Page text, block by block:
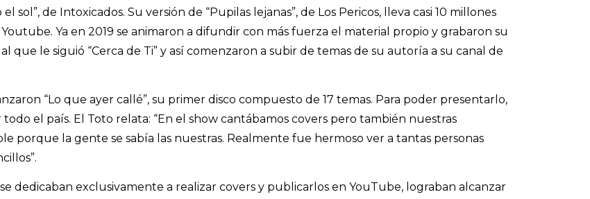
el sol”, de Intoxicados. Su versión de “Pupilas lejanas”, de Los Pericos, lleva casi 10 millones
Ya en 2019 se animaron a difundir con más fuerza el material propio y grabaron su
al que le siguió “Cerca de Ti” y así comenzaron a subir de temas de su autoría a su canal de
“Lo que ayer callé”, su primer disco compuesto de 17 temas. Para poder presentarlo,
el país. El Toto relata: “En el show cantábamos covers pero también nuestras
porque la gente se sabía las nuestras. Realmente fue hermoso ver a tantas personas
dedicaban exclusivamente a realizar covers y publicarlos en YouTube, lograban alcanzar